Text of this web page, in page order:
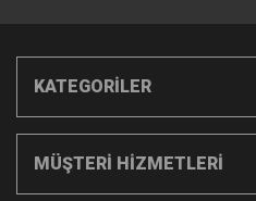
KATEGORİLER
MÜŞTERİ HİZMETLERİ